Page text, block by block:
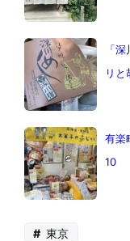
「
リ
有楽
10
東京